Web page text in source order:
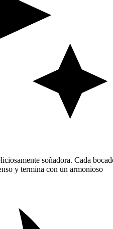
soñadora. Cada
y termina con un armonioso